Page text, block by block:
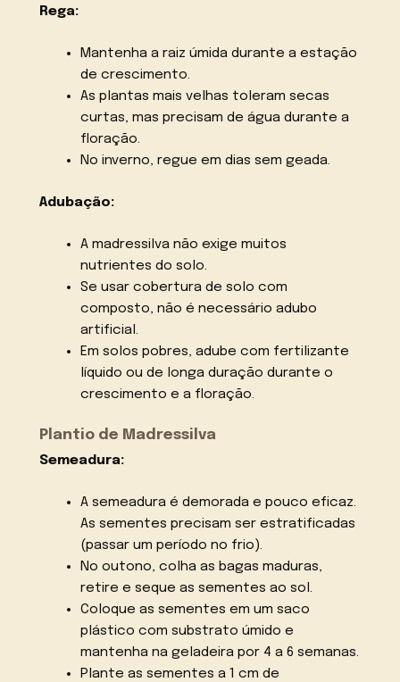
Rega:
Mantenha a raiz úmida durante a estação
de crescimento.
As plantas mais velhas toleram secas
curtas, mas precisam de água durante a
floração.
No inverno, regue em dias sem geada.
Adubação:
A madressilva não exige muitos
nutrientes do solo.
Se usar cobertura de solo com
composto, não é necessário adubo
artificial.
Em solos pobres, adube com fertilizante
líquido ou de longa duração durante o
crescimento e a floração.
Plantio de Madressilva
Semeadura:
A semeadura é demorada e pouco eficaz.
As sementes precisam ser estratificadas
(passar um período no frio).
No outono, colha as bagas maduras,
retire e seque as sementes ao sol.
Coloque as sementes em um saco
plástico com substrato úmido e
mantenha na geladeira por 4 a 6 semanas.
Plante as sementes a 1 cm de